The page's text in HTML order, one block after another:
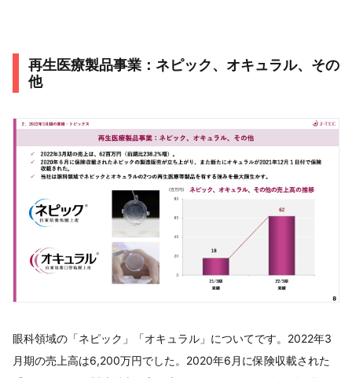
再生医療製品事業：ネピック、オキュラル、その
他
眼科領域の「ネピック」「オキュラル」についてです。2022年3
月期の売上高は6,200万円でした。2020年6月に保険収載された